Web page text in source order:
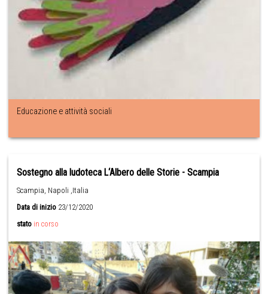
Educazione e attività sociali
Sostegno alla ludoteca L‘Albero delle Storie - Scampia
Scampia, Napoli ,Italia
Data di inizio 23/12/2020
stato in corso